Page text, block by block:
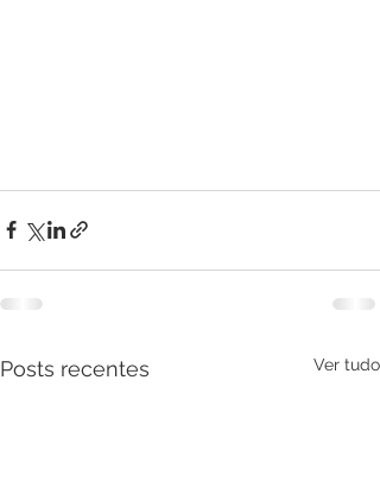
Posts recentes Ver tudo